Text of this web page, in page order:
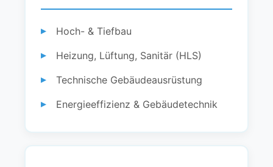
Hoch- & Tiefbau
Heizung, Lüftung, Sanitär (HLS)
Technische Gebäudeausrüstung
Energieeffizienz & Gebäudetechnik